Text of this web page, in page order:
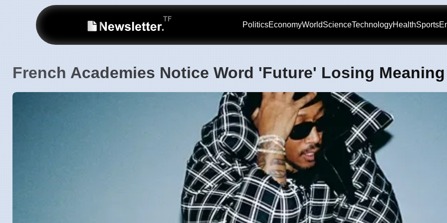
PoliticsEconomyWorldScienceTechnologyHealthSports
French Academies Notice Word 'Future' Losing Meaning